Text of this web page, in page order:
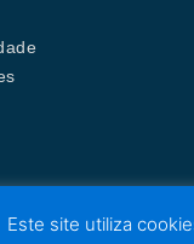
Este site utiliza